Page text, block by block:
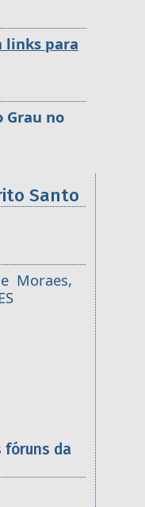
links para
Grau no
Santo
Moraes,
fóruns da